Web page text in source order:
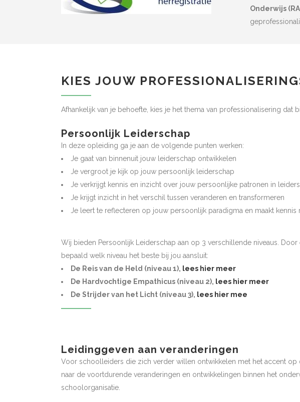
Onderwijs
KIES JOUW
Afhankelijk van je behoefte, kies je het thema van professionalisering dat
Persoonlijk Leiderschap
In deze opleiding ga je aan de volgende punten werken:
Je gaat van binnenuit jouw leiderschap ontwikkelen
Je vergroot je kijk op jouw persoonlijk leiderschap
Je verkrijgt kennis en inzicht over jouw persoonlijke patronen in
Je krijgt inzicht in het verschil tussen veranderen en transformeren
Je leert te reflecteren op jouw persoonlijk paradigma en maakt kennis
Wij bieden Persoonlijk Leiderschap aan op 3 verschillende niveaus.
bepaald welk niveau het beste bij jou aansluit:
De Reis van de Held (niveau 1), lees hier meer
De Hardvochtige Empathicus (niveau 2), lees hier meer
De Strijder van het Licht (niveau 3), lees hier mee
Leidinggeven aan veranderingen
Voor schoolleiders die zich verder willen ontwikkelen met het accent op
naar de voortdurende veranderingen en ontwikkelingen binnen het
schoolorganisatie.